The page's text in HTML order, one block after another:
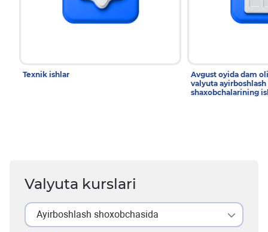
Texnik ishlar
Avgust oyida dam
valyuta ayirboshlash
shaxobchalarining
Valyuta kurslari
Ayirboshlash shoxobchasida